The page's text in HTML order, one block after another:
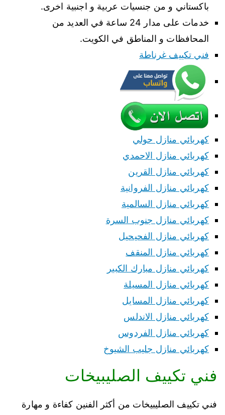
باكستاني و من جنسيات عربية و اجنبية اخرى.
خدمات على مدار 24 ساعة في العديد من
المحافظات و المناطق في الكويت.
فني تكييف غرناطة
كهربائي منازل حولي
كهربائي منازل الاحمدي
كهربائي منازل القرين
كهربائي منازل الفروانية
كهربائي منازل السالمية
كهربائي منازل جنوب السرة
كهربائي منازل الفحيحيل
كهربائي منازل المنقف
كهربائي منازل مبارك الكبير
كهربائي منازل المسيلة
كهربائي منازل المسايل
كهربائي منازل الاندلس
كهربائي منازل الفردوس
كهربائي منازل جليب الشيوخ
فني تكييف الصليبيخات
فني تكييف الصليبيخات من أكثر الفنين كفاءة و مهارة